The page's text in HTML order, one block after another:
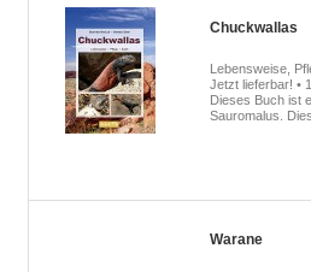
Chuckwallas
Lebensweise,
Jetzt lieferbar! •
Dieses Buch ist
Sauromalus.
Warane